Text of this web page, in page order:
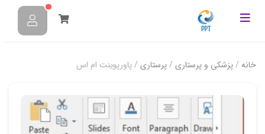
خانه /پزشکی و پرستاری /پرستاری / پاورپوینت ام اس